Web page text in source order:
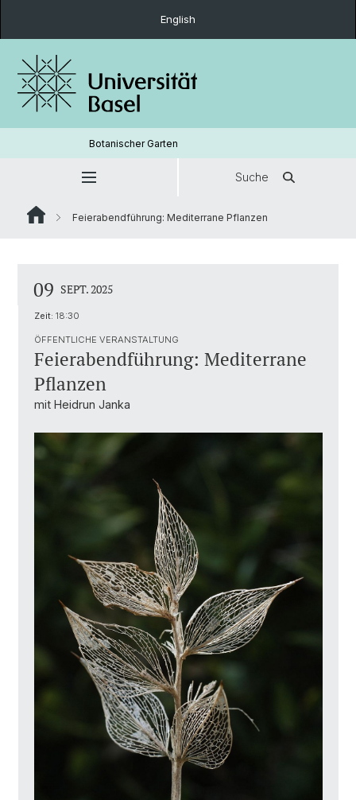
English
Botanischer Garten
Suche
Feierabendführung: Mediterrane Pflanzen
09 SEPT. 2025
Zeit: 18:30
ÖFFENTLICHE VERANSTALTUNG
Feierabendführung: Mediterrane
Pflanzen
mit Heidrun Janka